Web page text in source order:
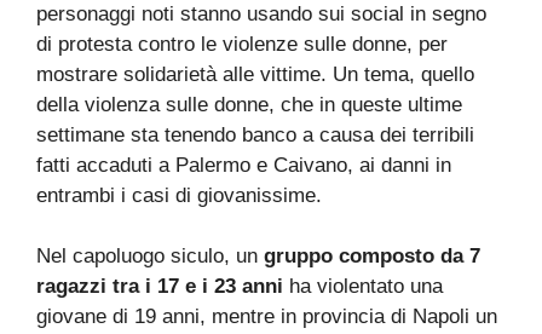
personaggi noti stanno usando sui social in segno
di protesta contro le violenze sulle donne, per
mostrare solidarietà alle vittime. Un tema, quello
della violenza sulle donne, che in queste ultime
settimane sta tenendo banco a causa dei terribili
fatti accaduti a Palermo e Caivano, ai danni in
entrambi i casi di giovanissime.
Nel capoluogo siculo, un gruppo composto da 7
ragazzi tra i 17 e i 23 anni ha violentato una
giovane di 19 anni, mentre in provincia di Napoli un